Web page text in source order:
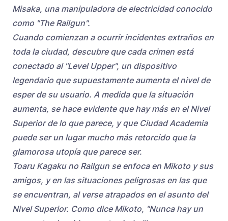
Misaka, una manipuladora de electricidad conocido
como "The Railgun".
Cuando comienzan a ocurrir incidentes extraños en
toda la ciudad, descubre que cada crimen está
conectado al "Level Upper", un dispositivo
legendario que supuestamente aumenta el nivel de
esper de su usuario. A medida que la situación
aumenta, se hace evidente que hay más en el Nivel
Superior de lo que parece, y que Ciudad Academia
puede ser un lugar mucho más retorcido que la
glamorosa utopía que parece ser.
Toaru Kagaku no Railgun se enfoca en Mikoto y sus
amigos, y en las situaciones peligrosas en las que
se encuentran, al verse atrapados en el asunto del
Nivel Superior. Como dice Mikoto, "Nunca hay un